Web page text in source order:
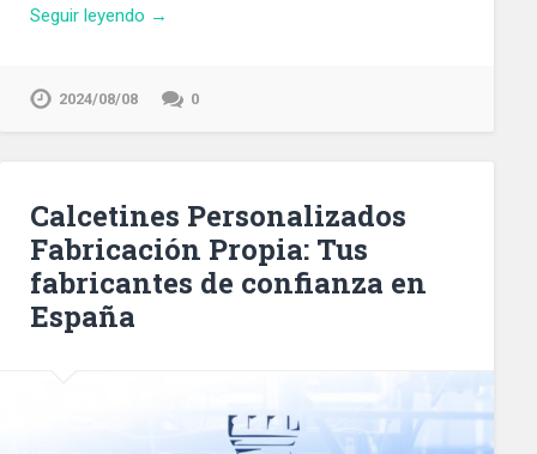
Seguir leyendo →
2024/08/08 0
Calcetines Personalizados
Fabricación Propia: Tus
fabricantes de confianza en
España